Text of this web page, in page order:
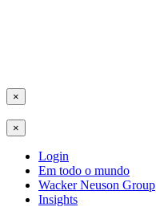
×
×
Login
Em todo o mundo
Wacker Neuson Group
Insights